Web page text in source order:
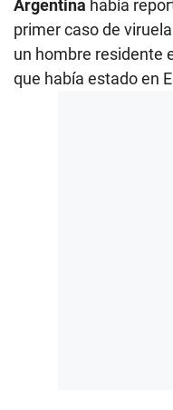
Argentina había
primer caso de
un hombre residente
que había estado en